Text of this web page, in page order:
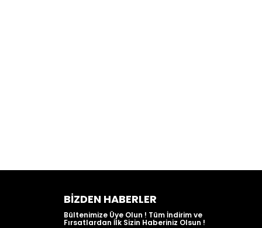
BIZDEN HABERLER
Bültenimize Üye Olun ! Tüm İndirim ve
Fırsatlardan İlk Sizin Haberiniz Olsun !